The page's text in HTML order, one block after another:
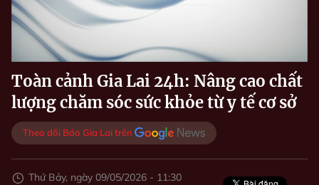
Toàn cảnh Gia Lai 24h: Nâng cao chất
lượng chăm sóc sức khỏe từ y tế cơ sở
Theo dõi Báo Gia Lai trên
Thứ Bảy, ngày 09/05/2026 - 11:30